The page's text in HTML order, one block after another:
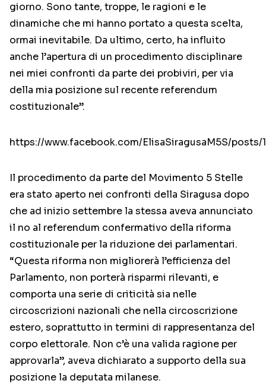
giorno. Sono tante, troppe, le ragioni e le
dinamiche che mi hanno portato a questa scelta,
ormai inevitabile. Da ultimo, certo, ha influito
anche l’apertura di un procedimento disciplinare
nei miei confronti da parte dei probiviri, per via
della mia posizione sul recente referendum
costituzionale”.
https://www.facebook.com/ElisaSiragusaM5S/posts/
Il procedimento da parte del Movimento 5 Stelle
era stato aperto nei confronti della Siragusa dopo
che ad inizio settembre la stessa aveva annunciato
il no al referendum confermativo della riforma
costituzionale per la riduzione dei parlamentari.
“Questa riforma non migliorerà l’efficienza del
Parlamento, non porterà risparmi rilevanti, e
comporta una serie di criticità sia nelle
circoscrizioni nazionali che nella circoscrizione
estero, soprattutto in termini di rappresentanza del
corpo elettorale. Non c’è una valida ragione per
approvarla”, aveva dichiarato a supporto della sua
posizione la deputata milanese.